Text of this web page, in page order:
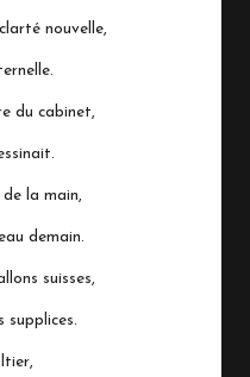
nouvelle,
du cabinet,
de la main,
demain.
suisses,
supplices.